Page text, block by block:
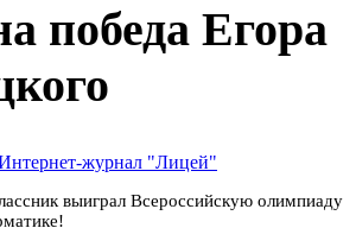
победа Егора
журнал "Лицей"
выиграл Всероссийскую олимпиаду